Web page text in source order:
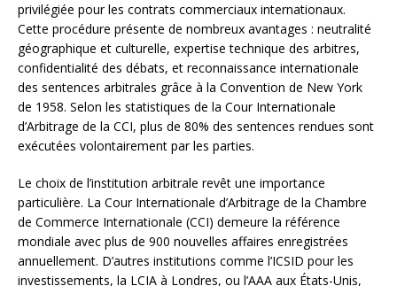
privilégiée pour les contrats commerciaux internationaux.
Cette procédure présente de nombreux avantages : neutralité
géographique et culturelle, expertise technique des arbitres,
confidentialité des débats, et reconnaissance internationale
des sentences arbitrales grâce à la Convention de New York
de 1958. Selon les statistiques de la Cour Internationale
d’Arbitrage de la CCI, plus de 80% des sentences rendues sont
exécutées volontairement par les parties.
Le choix de l’institution arbitrale revêt une importance
particulière. La Cour Internationale d’Arbitrage de la Chambre
de Commerce Internationale (CCI) demeure la référence
mondiale avec plus de 900 nouvelles affaires enregistrées
annuellement. D’autres institutions comme l’ICSID pour les
investissements, la LCIA à Londres, ou l’AAA aux États-Unis,